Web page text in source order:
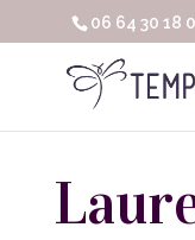
06 64 30 18